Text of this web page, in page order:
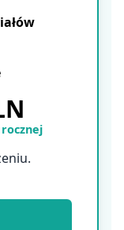
rocznej